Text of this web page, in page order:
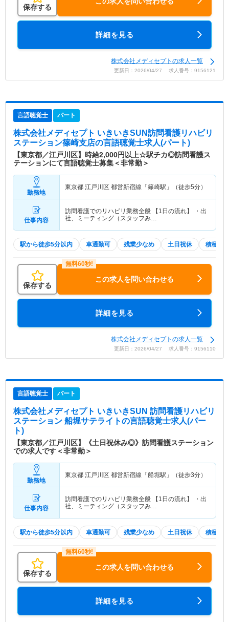
保存する
詳細を見る
株式会社メディセプトの求人一覧
更新日：2026/04/27 求人番号：9156121
言語聴覚士 パート
株式会社メディセプト いきいきSUN訪問看護リハビリ
ステーション篠崎支店の言語聴覚士求人(パート)
【東京都／江戸川区】時給2,000円以上☆駅チカ◎訪問看護ス
テーションにて言語聴覚士募集＜非常勤＞
勤務地
東京都 江戸川区 都営新宿線「篠崎駅」（徒歩5分）
仕事内容
訪問看護でのリハビリ業務全般 【1日の流れ】 ・出
社、ミーティング（スタッフみ…
駅から徒歩5分以内 車通勤可 残業少なめ 土日祝休 積極採
保存する
この求人を問い合わせる
詳細を見る
株式会社メディセプトの求人一覧
更新日：2026/04/27 求人番号：9156110
言語聴覚士 パート
株式会社メディセプト いきいきSUN 訪問看護リハビリ
ステーション 船堀サテライトの言語聴覚士求人(パー
ト)
【東京都／江戸川区】《土日祝休み◎》訪問看護ステーション
での求人です＜非常勤＞
勤務地
東京都 江戸川区 都営新宿線「船堀駅」（徒歩3分）
仕事内容
訪問看護でのリハビリ業務全般 【1日の流れ】 ・出
社、ミーティング（スタッフみ…
駅から徒歩5分以内 車通勤可 残業少なめ 土日祝休 積極採
保存する
この求人を問い合わせる
詳細を見る